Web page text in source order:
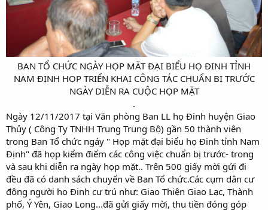
BAN TỔ CHỨC NGÀY HỌP MĂT ĐẠI BIỂU HỌ ĐINH TỈNH
NAM ĐỊNH HỌP TRIỂN KHAI CÔNG TÁC CHUẨN BỊ TRƯỚC
NGÀY DIỄN RA CUỘC HỌP MẶT​
.​
Ngày 12/11/2017 tại Văn phòng Ban LL họ Đinh huyện Giao
Thủy ( Công Ty TNHH Trung Trung Bộ) gần 50 thành viên
trong Ban Tổ chức ngáy " Họp mặt đại biểu họ Đinh tỉnh Nam
Định" đã họp kiểm điểm các công việc chuẩn bị trước- trong
và sau khi diễn ra ngày họp mặt.. Trên 500 giấy mời gửi đi
đều đã có danh sách chuyển về Ban Tổ chức.Các cụm dân cư
đông người họ Đinh cư trú như: Giao Thiện Giao Lạc, Thành
phố, Ý Yên, Giao Long...đã gửi giấy mời, thu tiền đóng góp